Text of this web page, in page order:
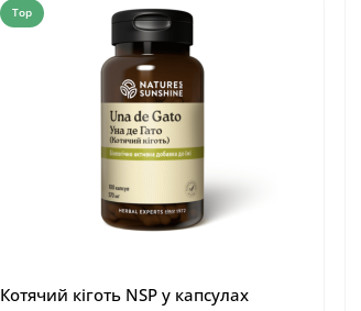
Top
Котячий кіготь NSP у капсулах